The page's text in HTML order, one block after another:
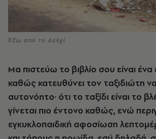
Έξω από το Δελχί
Μα πιστεύω το βιβλίο σου είναι
καθώς κατευθύνει τον ταξιδιώτη
αυτονόητο· ότι το ταξίδι είναι το
γίνεται πιο έντονο καθώς, ενώ
εγκυκλοπαιδική αφοσίωση